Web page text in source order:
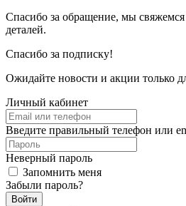
Спасибо за обращение, мы
деталей.
Спасибо за подписку!
Ожидайте новости и акции только
Личный кабинет
Введите правильный телефон или
Неверный пароль
Запомнить меня
Забыли пароль?
Войти